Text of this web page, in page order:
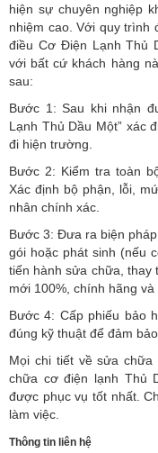
hiện sự chuyên nghiệp
nhiệm cao. Với quy trình
điều Cơ Điện Lạnh Thủ
với bất cứ khách hàng
sau:
Bước 1: Sau khi nhận
Lạnh Thủ Dầu Một” xác
đi hiện trường.
Bước 2: Kiểm tra toàn
Xác định bộ phận, lỗi,
nhân chính xác.
Bước 3: Đưa ra biện
gói hoặc phát sinh (nếu
tiến hành sửa chữa, thay
mới 100%, chính hãng
Bước 4: Cấp phiếu bảo
đúng kỹ thuật để đảm
Mọi chi tiết về sửa
chữa cơ điện lạnh Thủ
được phục vụ tốt nhất.
làm việc.
Thông tin liên hệ